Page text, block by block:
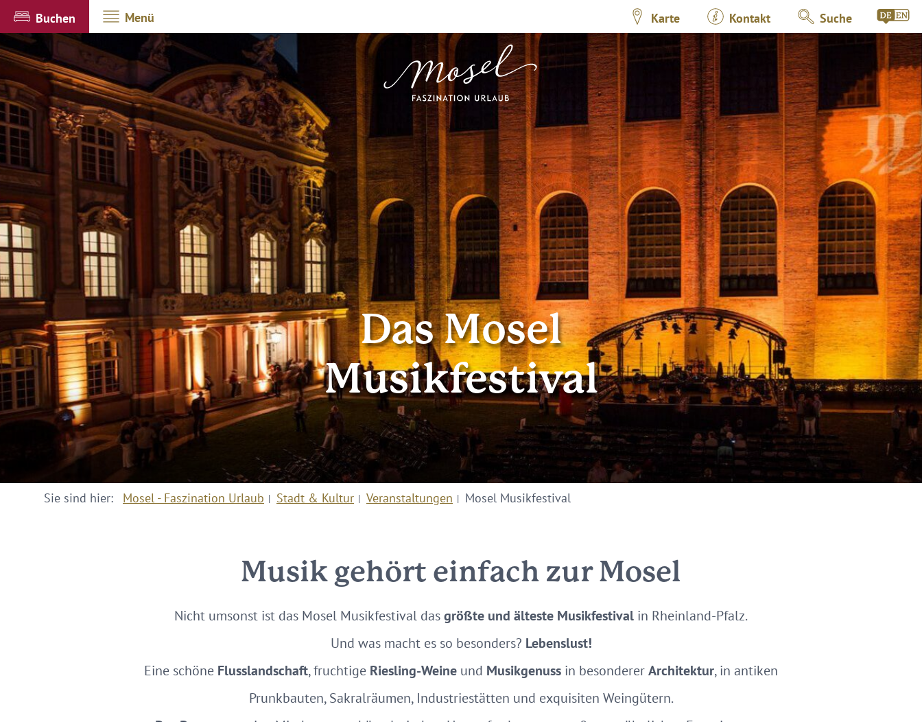
Buchen Menü Karte Kontakt Suche
Das Mosel
Musikfestival
Sie sind hier: Mosel - Faszination Urlaub Stadt & Kultur Veranstaltungen Mosel Musikfestival
Musik gehört einfach zur Mosel
Nicht umsonst ist das Mosel Musikfestival dasgrößte und älteste Musikfestival in Rheinland-Pfalz.
Und was macht es so besonders? Lebenslust!
Eine schöne Flusslandschaft, fruchtige Riesling-Weine und Musikgenuss in besondererArchitektur, in antiken
Prunkbauten, Sakralräumen, Industriestätten und exquisiten Weingütern.